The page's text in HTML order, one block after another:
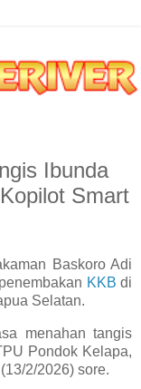
Ibunda
Smart
Baskoro Adi
KKB di
Selatan.
menahan tangis
Pondok Kelapa,
2/2026) sore.